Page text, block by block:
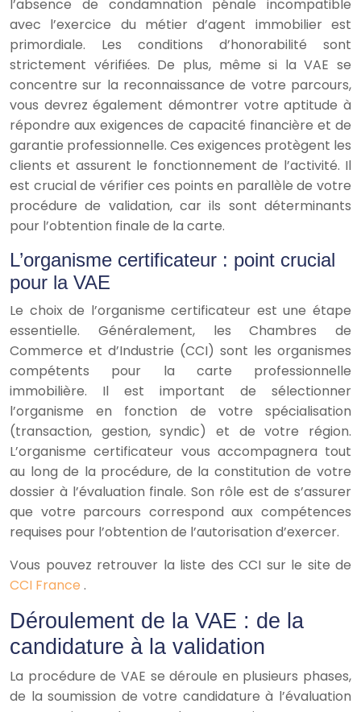
l’absence de condamnation pénale incompatible
avec l’exercice du métier d’agent immobilier est
primordiale. Les conditions d’honorabilité sont
strictement vérifiées. De plus, même si la VAE se
concentre sur la reconnaissance de votre parcours,
vous devrez également démontrer votre aptitude à
répondre aux exigences de capacité financière et de
garantie professionnelle. Ces exigences protègent les
clients et assurent le fonctionnement de l’activité. Il
est crucial de vérifier ces points en parallèle de votre
procédure de validation, car ils sont déterminants
pour l’obtention finale de la carte.
L’organisme certificateur : point crucial
pour la VAE
Le choix de l’organisme certificateur est une étape
essentielle. Généralement, les Chambres de
Commerce et d’Industrie (CCI) sont les organismes
compétents pour la carte professionnelle
immobilière. Il est important de sélectionner
l’organisme en fonction de votre spécialisation
(transaction, gestion, syndic) et de votre région.
L’organisme certificateur vous accompagnera tout
au long de la procédure, de la constitution de votre
dossier à l’évaluation finale. Son rôle est de s’assurer
que votre parcours correspond aux compétences
requises pour l’obtention de l’autorisation d’exercer.
Vous pouvez retrouver la liste des CCI sur le site de
CCI France .
Déroulement de la VAE : de la
candidature à la validation
La procédure de VAE se déroule en plusieurs phases,
de la soumission de votre candidature à l’évaluation